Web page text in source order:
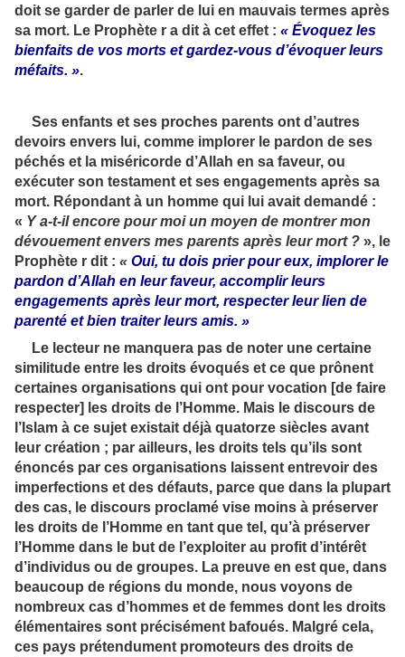
doit se garder de parler de lui en mauvais termes après
sa mort. Le Prophète r a dit à cet effet : « Évoquez les
bienfaits de vos morts et gardez-vous d’évoquer leurs
méfaits. ».
Ses enfants et ses proches parents ont d’autres
devoirs envers lui, comme implorer le pardon de ses
péchés et la miséricorde d’Allah en sa faveur, ou
exécuter son testament et ses engagements après sa
mort. Répondant à un homme qui lui avait demandé :
« Y a-t-il encore pour moi un moyen de montrer mon
dévouement envers mes parents après leur mort ? », le
Prophète r dit : « Oui, tu dois prier pour eux, implorer le
pardon d’Allah en leur faveur, accomplir leurs
engagements après leur mort, respecter leur lien de
parenté et bien traiter leurs amis. »
Le lecteur ne manquera pas de noter une certaine
similitude entre les droits évoqués et ce que prônent
certaines organisations qui ont pour vocation [de faire
respecter] les droits de l’Homme. Mais le discours de
l’Islam à ce sujet existait déjà quatorze siècles avant
leur création ; par ailleurs, les droits tels qu’ils sont
énoncés par ces organisations laissent entrevoir des
imperfections et des défauts, parce que dans la plupart
des cas, le discours proclamé vise moins à préserver
les droits de l’Homme en tant que tel, qu’à préserver
l’Homme dans le but de l’exploiter au profit d’intérêt
d’individus ou de groupes. La preuve en est que, dans
beaucoup de régions du monde, nous voyons de
nombreux cas d’hommes et de femmes dont les droits
élémentaires sont précisément bafoués. Malgré cela,
ces pays prétendument promoteurs des droits de